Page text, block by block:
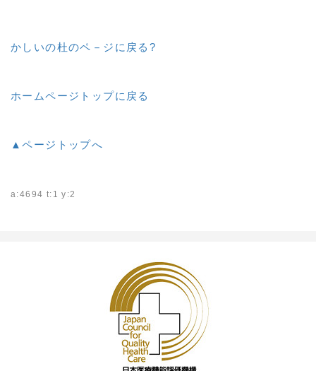
かしいの杜のペ－ジに戻る?
ホームページトップに戻る
▲ページトップへ
a:4694 t:1 y:2